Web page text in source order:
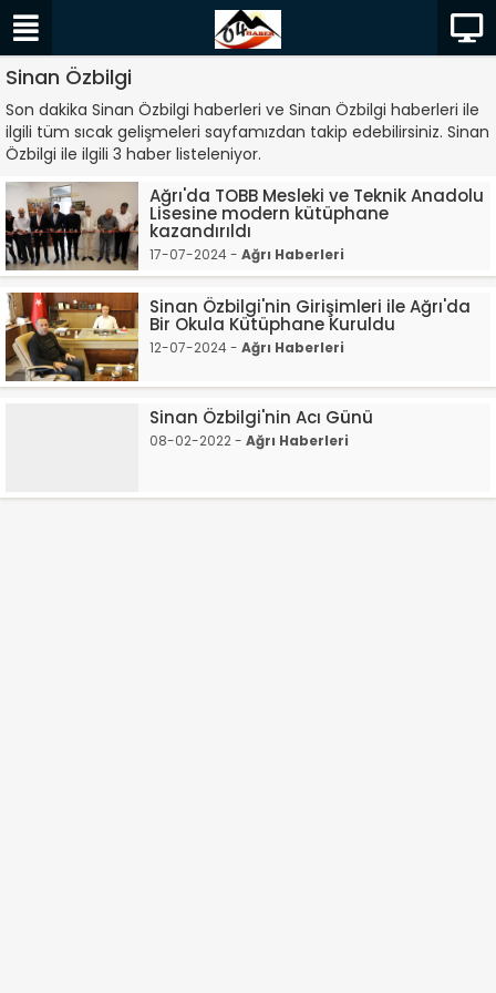
Sinan Özbilgi
Son dakika Sinan Özbilgi haberleri ve Sinan Özbilgi haberleri ile
ilgili tüm sıcak gelişmeleri sayfamızdan takip edebilirsiniz. Sinan
Özbilgi ile ilgili 3 haber listeleniyor.
Ağrı'da TOBB Mesleki ve Teknik Anadolu
Lisesine modern kütüphane
kazandırıldı
17-07-2024 - Ağrı Haberleri
Sinan Özbilgi'nin Girişimleri ile Ağrı'da
Bir Okula Kütüphane Kuruldu
12-07-2024 - Ağrı Haberleri
Sinan Özbilgi'nin Acı Günü
08-02-2022 - Ağrı Haberleri